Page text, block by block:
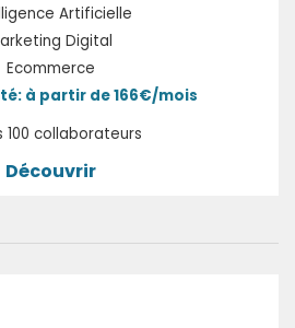
Artificielle
Digital
Ecommerce
à partir de 166€/mois
100 collaborateurs
Découvrir